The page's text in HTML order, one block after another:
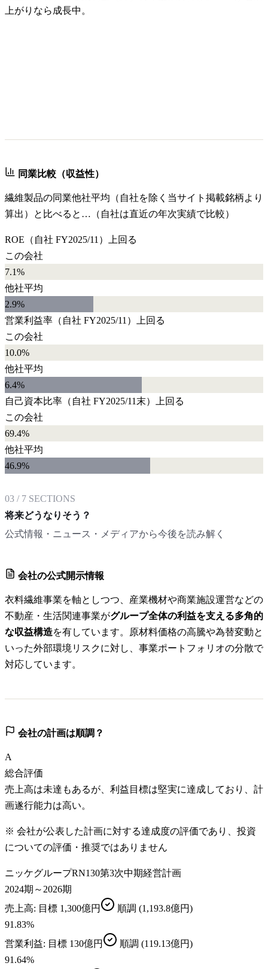
上がりなら成長中。
同業比較（収益性）
繊維製品の同業他社平均（自社を除く当サイト掲載銘柄より
算出）と比べると…（自社は直近の年次実績で比較）
ROE （自社 FY2025/11 ）
上回る
この会社
7.1%
他社平均
2.9%
営業利益率 （自社 FY2025/11 ）
上回る
この会社
10.0%
他社平均
6.4%
自己資本比率 （自社 FY2025/11末）
上回る
この会社
69.4%
他社平均
46.9%
03 / 7 SECTIONS
将来どうなりそう？
公式情報・ニュース・メディアから今後を読み解く
会社の公式開示情報
衣料繊維事業を軸としつつ、産業機材や商業施設運営などの
不動産・生活関連事業がグループ全体の利益を支える多角的
な収益構造を有しています。原材料価格の高騰や為替変動と
いった外部環境リスクに対し、事業ポートフォリオの分散で
対応しています。
会社の計画は順調？
A
総合評価
売上高は未達もあるが、利益目標は堅実に達成しており、計
画遂行能力は高い。
※ 会社が公表した計画に対する達成度の評価であり、投資
についての評価・推奨ではありません
ニッケグループRN130第3次中期経営計画
2024期～2026期
売上高: 目標 1,300億円 順調 (1,193.8億円)
91.83%
営業利益: 目標 130億円 順調 (119.13億円)
91.64%